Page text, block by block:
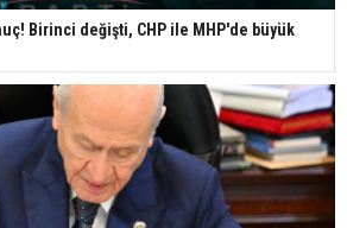
Birinci değişti, CHP ile MHP'de büyük